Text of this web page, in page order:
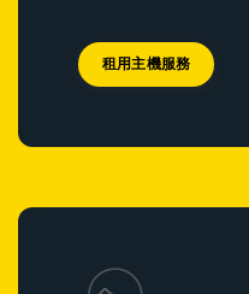
租用主機服務